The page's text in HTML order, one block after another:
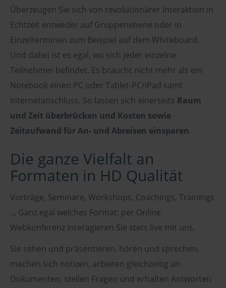
Überzeugen Sie sich von revolutionärer Interaktion in
Echtzeit entweder auf Gruppenebene oder in
Einzelterminen zum Beispiel auf dem Whiteboard.
Und dabei ist es egal, wo sich jeder einzelne
Teilnehmer befindet. Es braucht nicht mehr als ein
Notebook einen PC oder Tablet-PC/iPad samt
Internetanschluss. So lassen sich einerseits Raum
und Zeit überbrücken und Kosten sowie
Zeitaufwand für An- und Abreisen einsparen.
Die ganze Vielfalt an
Formaten in HD Qualität
Vorträge, Seminare, Workshops, Coachings, Trainings
... Ganz egal welches Format: per Online
Webkonferenz interagieren Sie stets live mit uns.
Sie sehen und präsentieren, hören und sprechen,
machen sich notizen, arbeiten gleichzeitig an
Dokumenten, stellen Fragen und erhalten Antworten